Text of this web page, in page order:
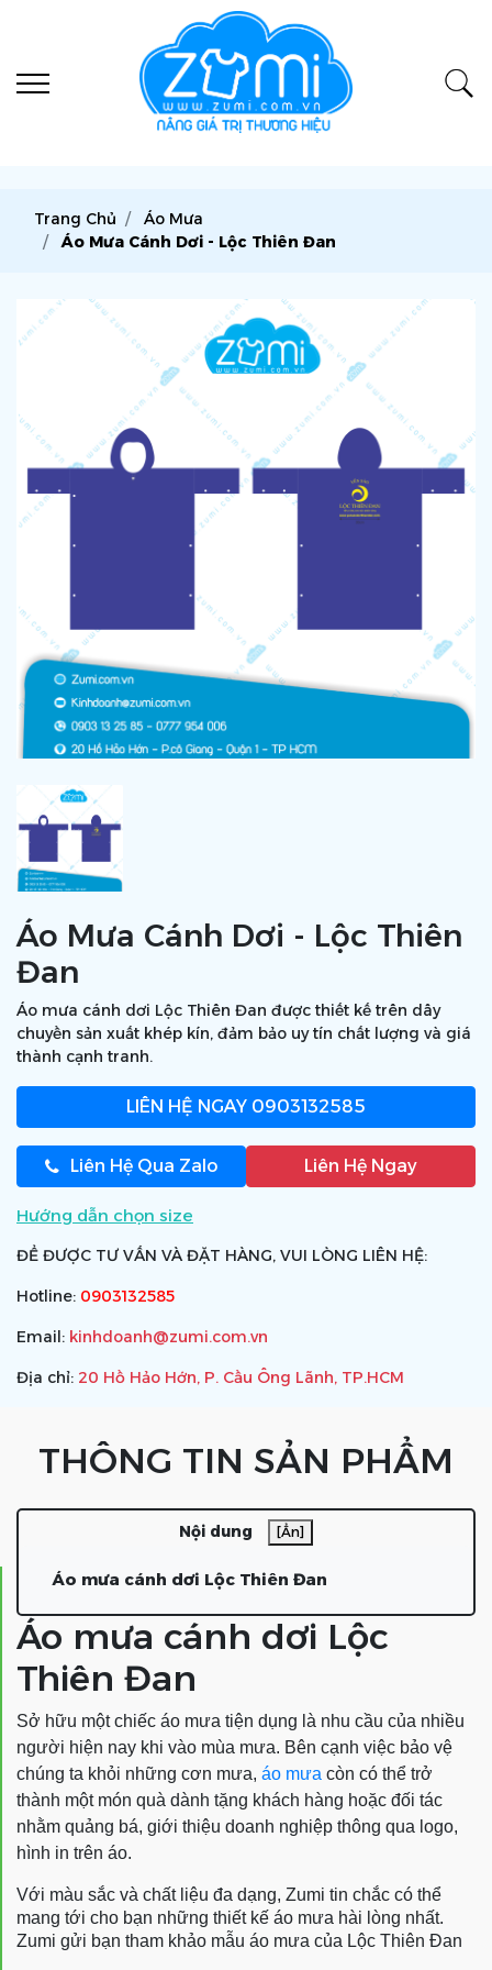
Trang Chủ
Áo Mưa
Áo Mưa Cánh Dơi - Lộc Thiên Đan
Áo Mưa Cánh Dơi - Lộc Thiên
Đan
Áo mưa cánh dơi Lộc Thiên Đan được thiết kế trên dây
chuyền sản xuất khép kín, đảm bảo uy tín chất lượng và giá
thành cạnh tranh.
LIÊN HỆ NGAY 0903132585
Liên Hệ Qua Zalo Liên Hệ Ngay
Hướng dẫn chọn size
ĐỂ ĐƯỢC TƯ VẤN VÀ ĐẶT HÀNG, VUI LÒNG LIÊN HỆ:
Hotline: 0903132585
Email: kinhdoanh@zumi.com.vn
Địa chỉ: 20 Hồ Hảo Hớn, P. Cầu Ông Lãnh, TP.HCM
THÔNG TIN SẢN PHẨM
Nội dung [Ẩn]
Áo mưa cánh dơi Lộc Thiên Đan
Áo mưa cánh dơi Lộc
Thiên Đan
Sở hữu một chiếc áo mưa tiện dụng là nhu cầu của nhiều
người hiện nay khi vào mùa mưa. Bên cạnh việc bảo vệ
chúng ta khỏi những cơn mưa, áo mưa còn có thể trở
thành một món quà dành tặng khách hàng hoặc đối tác
nhằm quảng bá, giới thiệu doanh nghiệp thông qua logo,
hình in trên áo.
Với màu sắc và chất liệu đa dạng, Zumi tin chắc có thể
mang tới cho bạn những thiết kế áo mưa hài lòng nhất.
Zumi gửi bạn tham khảo mẫu áo mưa của Lộc Thiên Đan